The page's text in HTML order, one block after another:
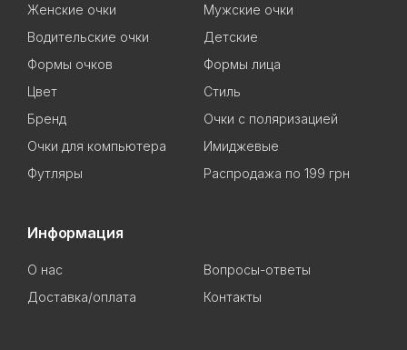
Женские очки
Мужские очки
Водительские очки
Детские
Формы очков
Формы лица
Цвет
Стиль
Бренд
Очки с поляризацией
Очки для компьютера
Имиджевые
Футляры
Распродажа по 199 грн
Информация
О нас
Вопросы-ответы
Доставка/оплата
Контакты